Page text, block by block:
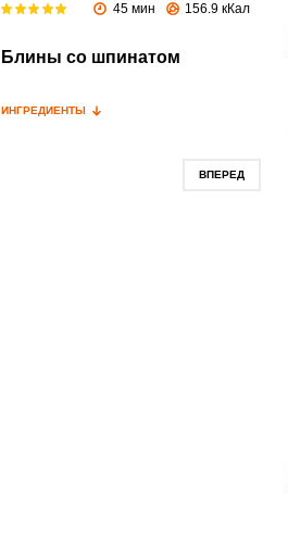
45 мин 156.9 кКал
Блины со шпинатом
ИНГРЕДИЕНТЫ
ВПЕРЕД